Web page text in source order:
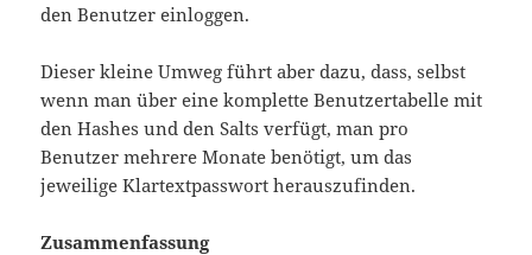
den Benutzer einloggen.
Dieser kleine Umweg führt aber dazu, dass, selbst
wenn man über eine komplette Benutzertabelle mit
den Hashes und den Salts verfügt, man pro
Benutzer mehrere Monate benötigt, um das
jeweilige Klartextpasswort herauszufinden.
Zusammenfassung